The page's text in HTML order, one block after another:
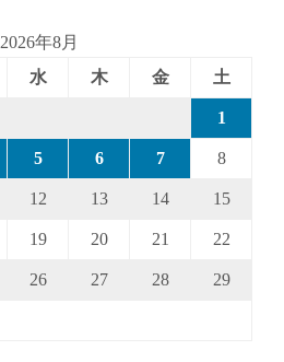
2026年8月
水 木 金 土
1
5 6 7 8
12 13 14 15
19 20 21 22
26 27 28 29